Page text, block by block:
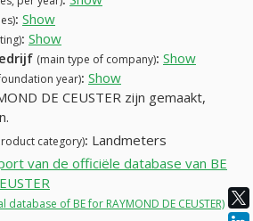
: Show
: Show
(main type of company): Show
year): Show
DE CEUSTER zijn gemaakt,
category): Landmeters
van de officiële database van BE
of BE for RAYMOND DE CEUSTER)